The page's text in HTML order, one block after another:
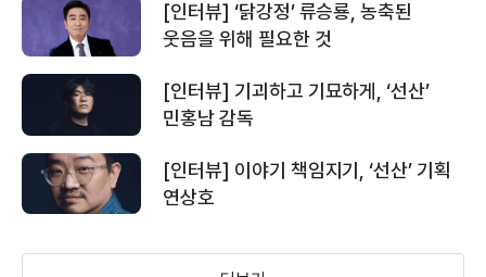
[인터뷰] ‘닭강정’ 류승룡, 농축된
웃음을 위해 필요한 것
[인터뷰] 기괴하고 기묘하게, ‘선산’
민홍남 감독
[인터뷰] 이야기 책임지기, ‘선산’ 기획
연상호